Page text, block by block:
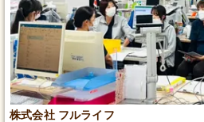
株式会社 フルライフ